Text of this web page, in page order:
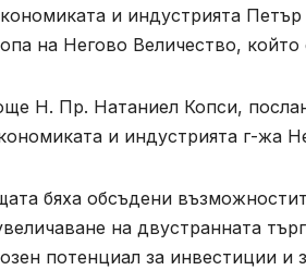
и индустрията
на Негово Величество,
Н. Пр. Натаниел Копси,
и индустрията г-жа
бяха обсъдени
на двустранната
потенциал за инвестиции и